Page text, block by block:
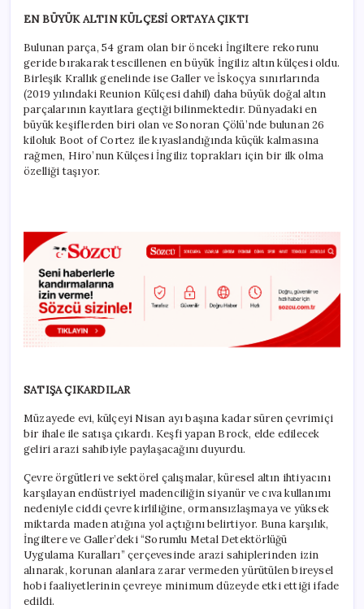
EN BÜYÜK ALTIN KÜLÇESİ ORTAYA ÇIKTI
Bulunan parça, 54 gram olan bir önceki İngiltere rekorunu
geride bırakarak tescillenen en büyük İngiliz altın külçesi oldu.
Birleşik Krallık genelinde ise Galler ve İskoçya sınırlarında
(2019 yılındaki Reunion Külçesi dahil) daha büyük doğal altın
parçalarının kayıtlara geçtiği bilinmektedir. Dünyadaki en
büyük keşiflerden biri olan ve Sonoran Çölü’nde bulunan 26
kiloluk Boot of Cortez ile kıyaslandığında küçük kalmasına
rağmen, Hiro’nun Külçesi İngiliz toprakları için bir ilk olma
özelliği taşıyor.
SATIŞA ÇIKARDILAR
Müzayede evi, külçeyi Nisan ayı başına kadar süren çevrimiçi
bir ihale ile satışa çıkardı. Keşfi yapan Brock, elde edilecek
geliri arazi sahibiyle paylaşacağını duyurdu.
Çevre örgütleri ve sektörel çalışmalar, küresel altın ihtiyacını
karşılayan endüstriyel madenciliğin siyanür ve cıva kullanımı
nedeniyle ciddi çevre kirliliğine, ormansızlaşmaya ve yüksek
miktarda maden atığına yol açtığını belirtiyor. Buna karşılık,
İngiltere ve Galler’deki “Sorumlu Metal Detektörlüğü
Uygulama Kuralları” çerçevesinde arazi sahiplerinden izin
alınarak, korunan alanlara zarar vermeden yürütülen bireysel
hobi faaliyetlerinin çevreye minimum düzeyde etki ettiği ifade
edildi.